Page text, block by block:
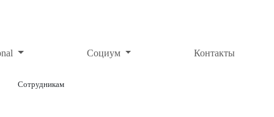
Социум Контакты
Сотрудникам